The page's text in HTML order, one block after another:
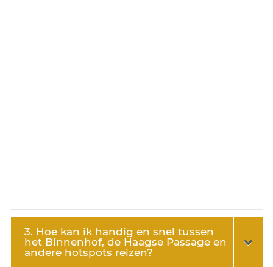
3. Hoe kan ik handig en snel tussen
het Binnenhof, de Haagse Passage en
andere hotspots reizen?